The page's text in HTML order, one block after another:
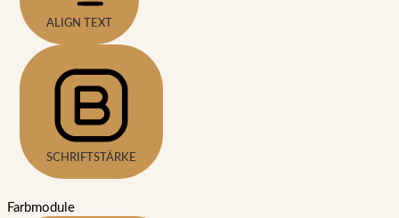
ALIGN TEXT
SCHRIFTSTÄRKE
Farbmodule